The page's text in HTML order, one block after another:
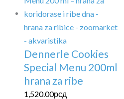
Dennerle Cookies
Special Menu 200ml
hrana za ribe
1,520.00рсд